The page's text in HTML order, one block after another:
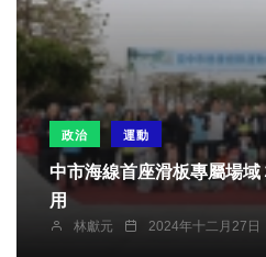
政治 運動
中市海線首座滑板專屬場域 梧棲極限運動場正式啟
用
林獻元 2024年十二月27日